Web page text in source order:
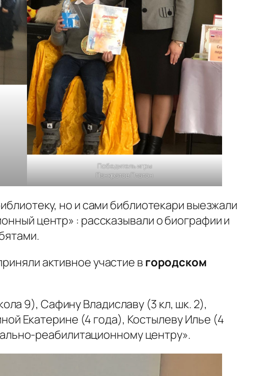
Победитель игры
Панкратов Платон
но и сами библиотекари выезжали
центр» : рассказывали о биографии и
активное участие в городском
9), Сафину Владиславу (3 кл, шк. 2),
Екатерине (4 года), Костылеву Илье (4
реабилитационному центру».